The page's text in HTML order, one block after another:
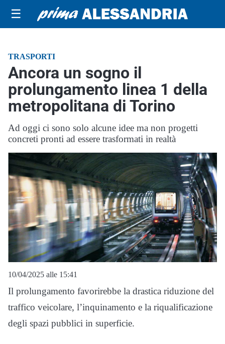
☰
TRASPORTI
Ancora un sogno il
prolungamento linea 1 della
metropolitana di Torino
Ad oggi ci sono solo alcune idee ma non progetti
concreti pronti ad essere trasformati in realtà
10/04/2025 alle 15:41
Il prolungamento favorirebbe la drastica riduzione del
traffico veicolare, l’inquinamento e la riqualificazione
degli spazi pubblici in superficie.